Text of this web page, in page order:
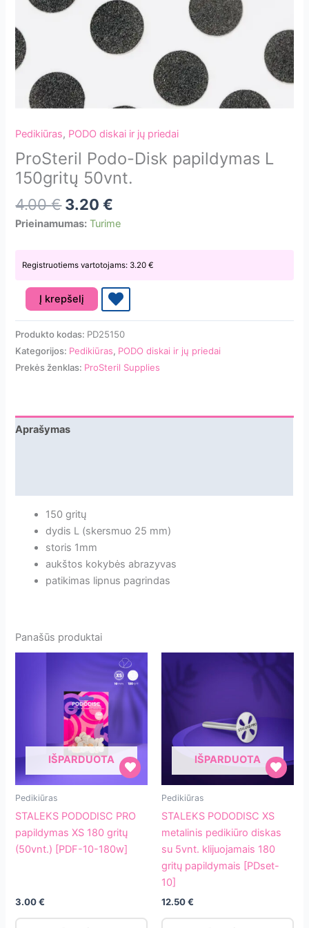
Pedikiūras, PODO diskai ir jų priedai
ProSteril Podo-Disk papildymas L
150gritų 50vnt.
4.00€ 3.20€
Prieinamumas: Turime
Registruotiems vartotojams: 3.20€
produkto
kiekis:
ProSteril
Podo-
Disk
50vnt.
Į krepšelį
Produkto kodas: PD25150
Kategorijos: Pedikiūras, PODO diskai ir jų priedai
Prekės ženklas: ProSteril Supplies
Aprašymas
150 gritų
dydis L (skersmuo 25 mm)
storis 1mm
aukštos kokybės abrazyvas
patikimas lipnus pagrindas
Panašūs produktai
STALEKS
PODODISC
PRO
papildymas
(50vnt.)
IŠPARDUOTA
Pedikiūras
STALEKS PODODISC PRO
papildymas XS 180 gritų
(50vnt.) [PDF-10-180w]
3.00€
STALEKS
PODODISC
metalinis
pedikiūro
diskas
5vnt.
klijuojamais
IŠPARDUOTA
Pedikiūras
STALEKS PODODISC XS
metalinis pedikiūro diskas
su 5vnt. klijuojamais 180
gritų papildymais [PDset-
10]
12.50€